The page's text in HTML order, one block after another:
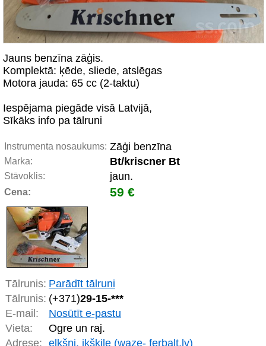
Jauns benzīna zāģis.
Komplektā: ķēde, sliede, atslēgas
Motora jauda: 65 cc (2-taktu)
Iespējama piegāde visā Latvijā,
Sīkāks info pa tālruni
Instrumenta nosaukums: Zāģi benzīna
Marka: Bt/kriscner Bt
Stāvoklis: jaun.
Cena: 59 €
Tālrunis: Parādīt tālruni
Tālrunis: (+371)29-15-***
E-mail:
Nosūtīt e-pastu
Vieta:
Ogre un raj.
Adrese: elkšņi, ikšķile (waze- ferbalt.lv)